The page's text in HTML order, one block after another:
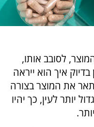
לסובב אותו,
בדיוק איך הוא ייראה
את המוצר בצורה
יותר לעין, כך יהיו